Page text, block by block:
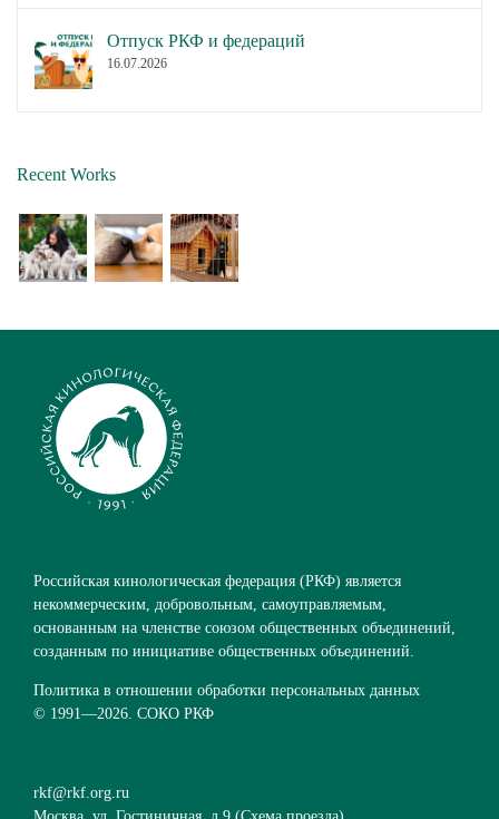
Отпуск РКФ и федераций
16.07.2026
Recent Works
Российская кинологическая федерация (РКФ) является
некоммерческим, добровольным, самоуправляемым,
основанным на членстве союзом общественных объединений,
созданным по инициативе общественных объединений.
Политика в отношении обработки персональных данных
© 1991—2026. СОКО РКФ
rkf@rkf.org.ru